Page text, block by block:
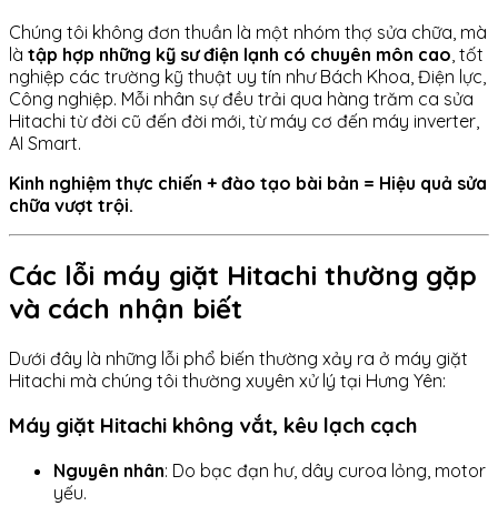
Chúng tôi không đơn thuần là một nhóm thợ sửa chữa, mà
là tập hợp những kỹ sư điện lạnh có chuyên môn cao , tốt
nghiệp các trường kỹ thuật uy tín như Bách Khoa, Điện lực,
Công nghiệp. Mỗi nhân sự đều trải qua hàng trăm ca sửa
Hitachi từ đời cũ đến đời mới, từ máy cơ đến máy inverter,
AI Smart.
Kinh nghiệm thực chiến + đào tạo bài bản = Hiệu quả sửa
chữa vượt trội.
Các lỗi máy giặt Hitachi thường gặp
và cách nhận biết
Dưới đây là những lỗi phổ biến thường xảy ra ở máy giặt
Hitachi mà chúng tôi thường xuyên xử lý tại Hưng Yên:
Máy giặt Hitachi không vắt, kêu lạch cạch
Nguyên nhân: Do bạc đạn hư, dây curoa lỏng, motor
yếu.